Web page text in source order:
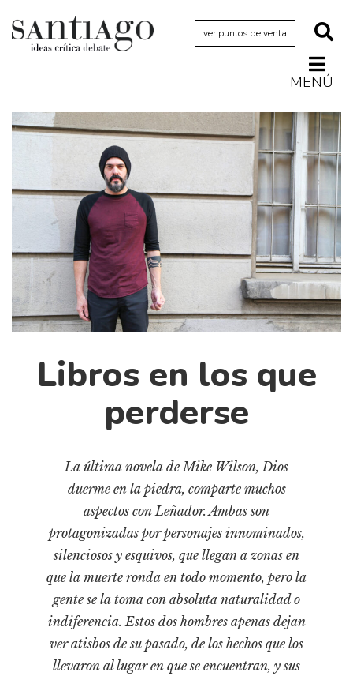
ver puntos de venta
MENÚ
Actualidad
Archivo Cenfoto-UDP
Arquetipos de situación
Artes visuales
Cine y televisión
Ciudad
Cómics
Críticas
Diccionario portátil de la literatura chilena
Historia material de los libros
Lagunas mentales
Libros usados
Literatura
Medioambiente
Narrativas visuales
Libros en los que
perderse
La última novela de Mike Wilson, Dios
duerme en la piedra, comparte muchos
aspectos con Leñador. Ambas son
protagonizadas por personajes innominados,
silenciosos y esquivos, que llegan a zonas en
que la muerte ronda en todo momento, pero la
gente se la toma con absoluta naturalidad o
indiferencia. Estos dos hombres apenas dejan
ver atisbos de su pasado, de los hechos que los
llevaron al lugar en que se encuentran, y sus